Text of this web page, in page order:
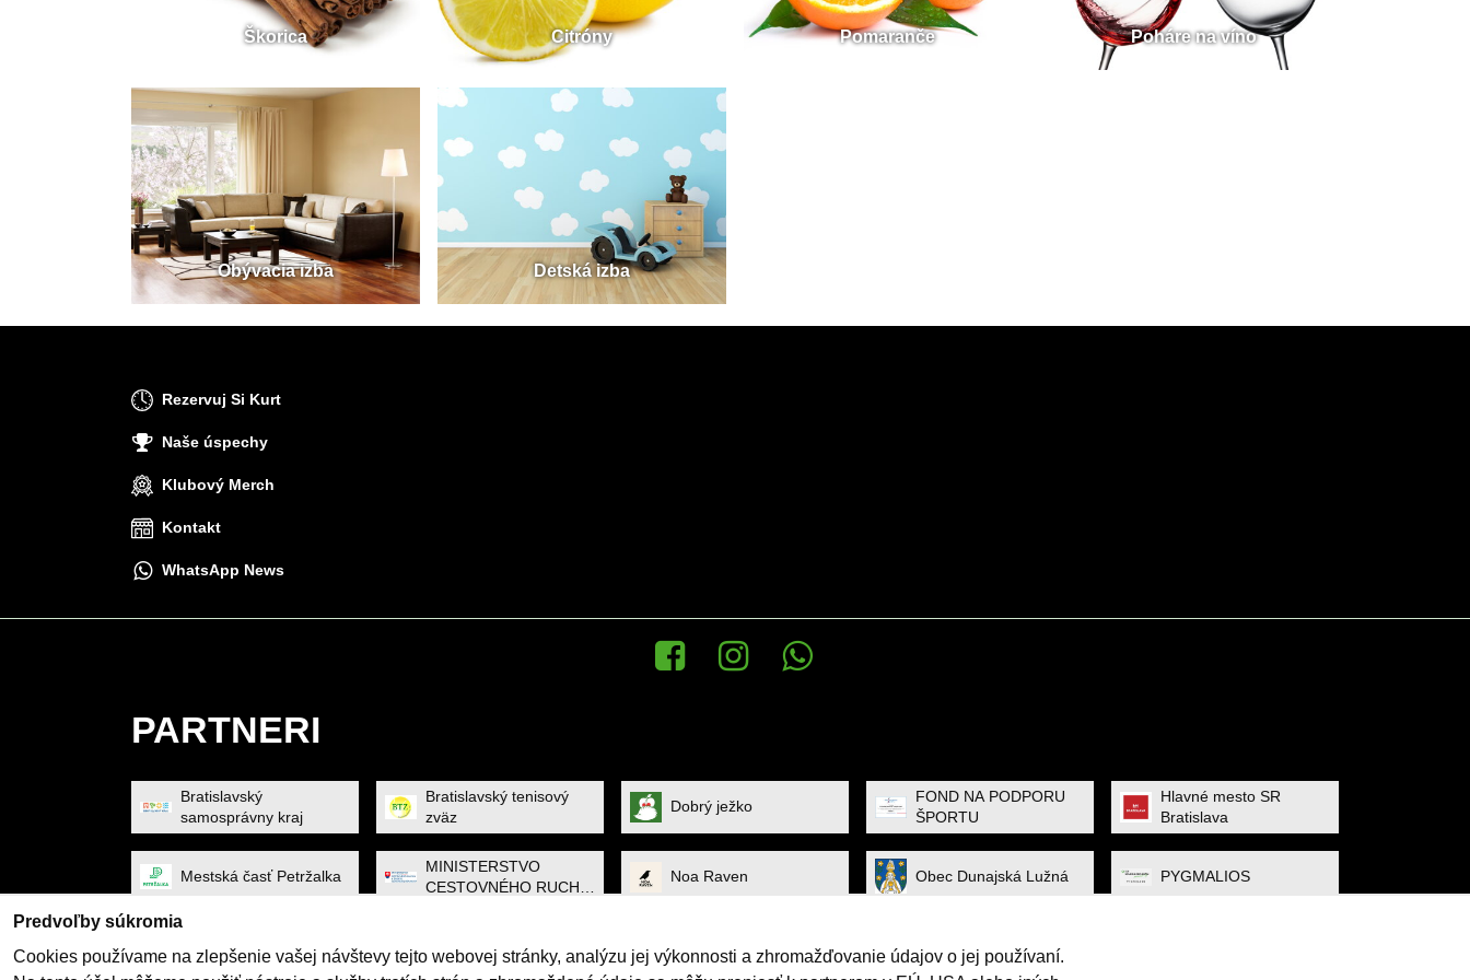
Škorica Citróny Pomaranče Poháre na víno
Obývacia izba Detská izba
Rezervuj Si Kurt
Naše úspechy
Klubový Merch
Kontakt
WhatsApp News
Facebook Instagram WhatsApp News
PARTNERI
Bratislavský
samosprávny kraj
Bratislavský tenisový
zväz
Dobrý ježko
FOND NA PODPORU
ŠPORTU
Hlavné mesto SR
Bratislava
Mestská časť Petržalka
MINISTERSTVO
CESTOVNÉHO RUCHU
Noa Raven Obec Dunajská Lužná PYGMALIOS
Slovenský tenisový zväz
SOLUTIONS
Predvoľby súkromia
Cookies používame na zlepšenie vašej návštevy tejto webovej stránky, analýzu jej výkonnosti a zhromažďovanie údajov o jej používaní.